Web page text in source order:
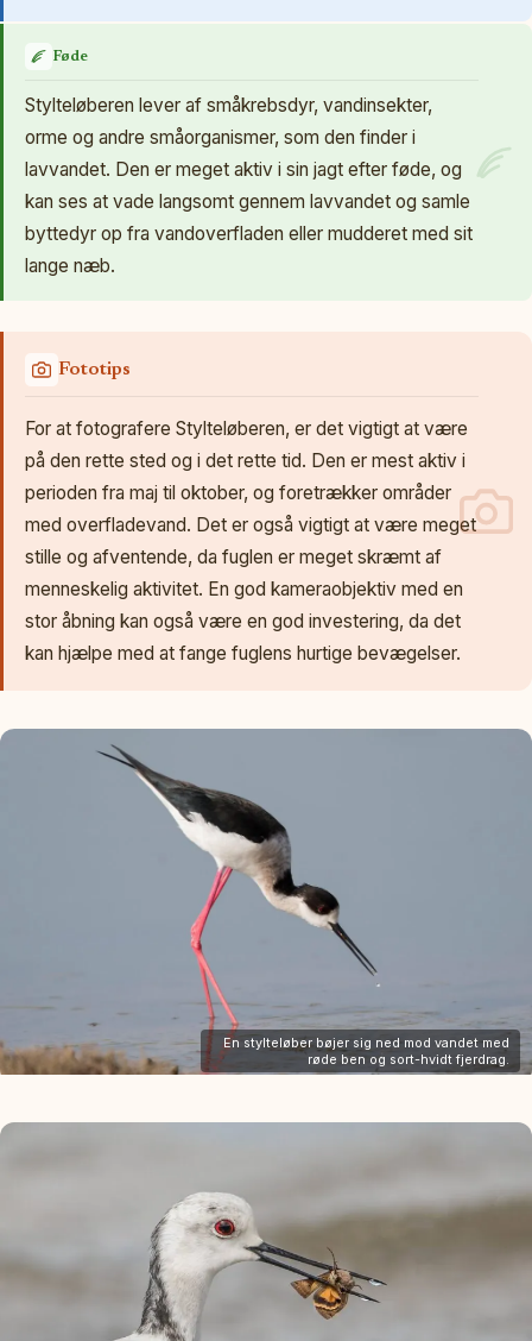
Føde
Stylteløberen lever af småkrebsdyr, vandinsekter,
orme og andre småorganismer, som den finder i
lavvandet. Den er meget aktiv i sin jagt efter føde, og
kan ses at vade langsomt gennem lavvandet og samle
byttedyr op fra vandoverfladen eller mudderet med sit
lange næb.
Fototips
For at fotografere Stylteløberen, er det vigtigt at være
på den rette sted og i det rette tid. Den er mest aktiv i
perioden fra maj til oktober, og foretrækker områder
med overfladevand. Det er også vigtigt at være meget
stille og afventende, da fuglen er meget skræmt af
menneskelig aktivitet. En god kameraobjektiv med en
stor åbning kan også være en god investering, da det
kan hjælpe med at fange fuglens hurtige bevægelser.
En stylteløber bøjer sig ned mod vandet med
røde ben og sort-hvidt fjerdrag.